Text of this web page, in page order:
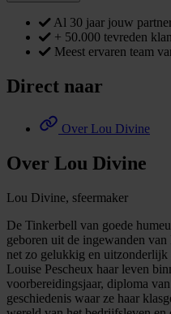
Al 30 jaar jouw
+ 50.000 tevreden
Meest ervaren team
Direct naar
Over Lou Divine
Over Lou Divine
Lou Divine, sfeermaker
De Tinkerbell van goede
geboren uit de ingewanden
net zo gelukkig en
Louise Pescheux haar leven
voorbereidingsjaar, diploma
geschiedenis waar ze haar